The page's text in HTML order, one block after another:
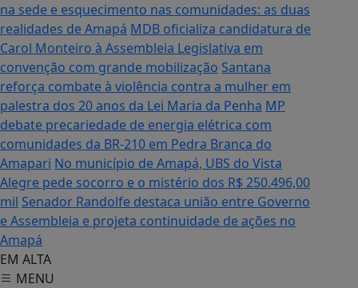
na sede e esquecimento nas comunidades: as duas
realidades de Amapá MDB oficializa candidatura de
Carol Monteiro à Assembleia Legislativa em
convenção com grande mobilização Santana
reforça combate à violência contra a mulher em
palestra dos 20 anos da Lei Maria da Penha MP
debate precariedade de energia elétrica com
comunidades da BR-210 em Pedra Branca do
Amapari No município de Amapá, UBS do Vista
Alegre pede socorro e o mistério dos R$ 250.496,00
mil Senador Randolfe destaca união entre Governo
e Assembleia e projeta continuidade de ações no
Amapá
EM ALTA
MENU